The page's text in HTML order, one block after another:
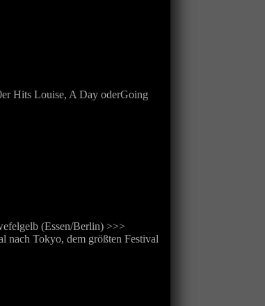
Hits Louise, A Day oderGoing
(Essen/Berlin) >>>
nach Tokyo, dem größten Festival